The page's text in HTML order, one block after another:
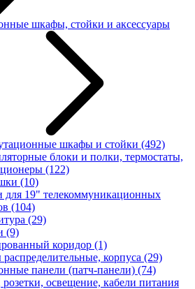
шкафы, стойки и аксессуары
шкафы и стойки (492)
блоки и полки, термостаты,
(122)
(10)
для 19" телекоммуникационных
(104)
(29)
(9)
коридор (1)
корпуса (29)
панели (патч-панели) (74)
розетки, освещение, кабели питания